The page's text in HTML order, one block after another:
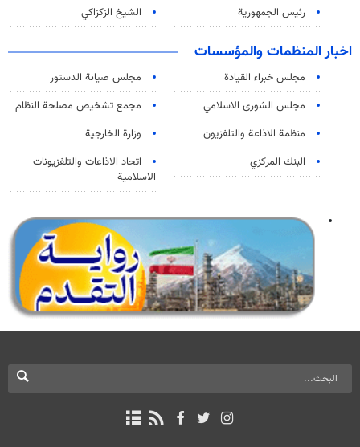
رئيس الجمهورية
الشيخ الزكزاكي
اخبار المنظمات والمؤسسات
مجلس خبراء القيادة
مجلس صيانة الدستور
مجلس الشورى الاسلامي
مجمع تشخيص مصلحة النظام
منظمة الاذاعة والتلفزیون
وزارة الخارجية
البنك المركزي
اتحاد الاذاعات والتلفزيونات
الاسلامية